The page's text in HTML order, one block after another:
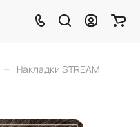
– Накладки STREAM